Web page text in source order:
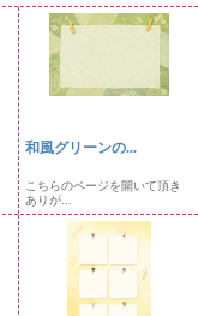
和風グリーンの...
こちらのページを開いて頂き
ありが...